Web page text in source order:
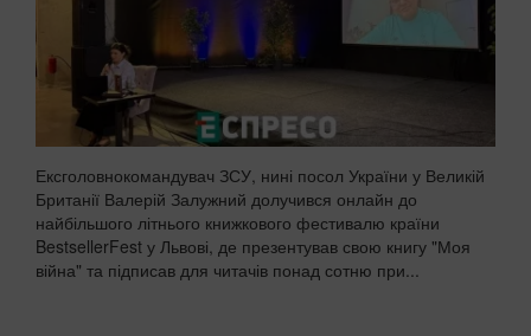
Ексголовнокомандувач ЗСУ, нині посол України у Великій
Британії Валерій Залужний долучився онлайн до
найбільшого літнього книжкового фестивалю країни
BestsellerFest у Львові, де презентував свою книгу "Моя
війна" та підписав для читачів понад сотню при...